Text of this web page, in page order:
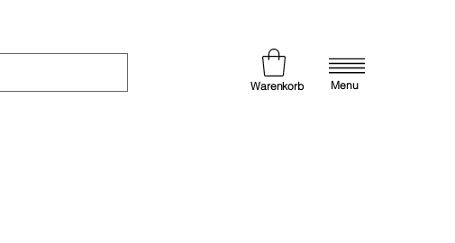
Warenkorb Menu